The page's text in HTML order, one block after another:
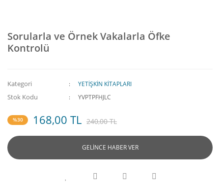
Sorularla ve Örnek Vakalarla Öfke
Kontrolü
Kategori YETİŞKİN KİTAPLARI
Stok Kodu YVPTPFHJLC
%30 168,00 TL 240,00 TL
GELİNCE HABER VER